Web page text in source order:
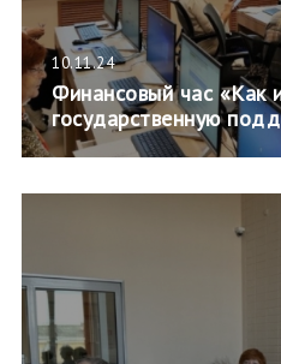
10.11.24
Финансовый час «Как
государственную